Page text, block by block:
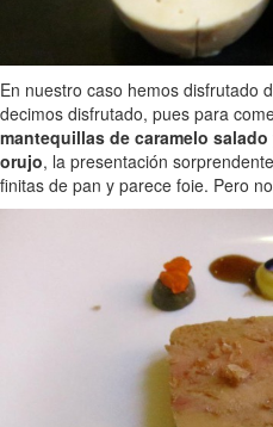
En nuestro caso hemos disfrutado
decimos disfrutado, pues para
mantequillas de caramelo salado
orujo, la presentación
finitas de pan y parece foie. Pero